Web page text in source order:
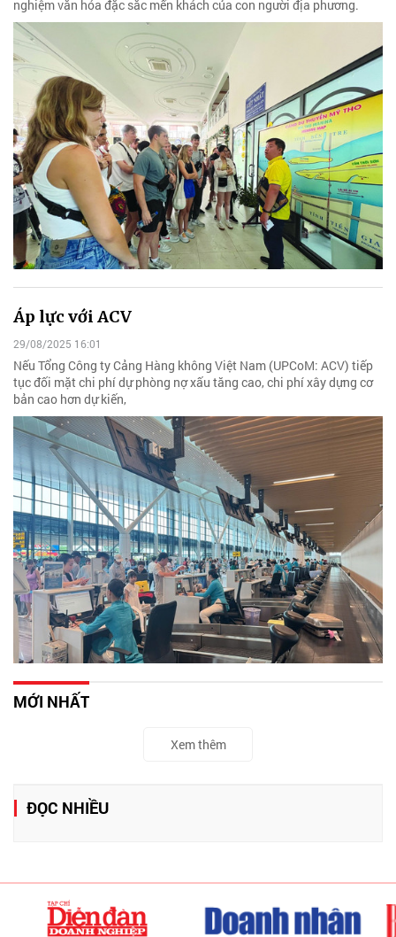
nghiệm văn hóa đặc sắc mến khách của con người địa phương.
Áp lực với ACV
29/08/2025 16:01
Nếu Tổng Công ty Cảng Hàng không Việt Nam (UPCoM: ACV) tiếp
tục đối mặt chi phí dự phòng nợ xấu tăng cao, chi phí xây dựng cơ
bản cao hơn dự kiến,
MỚI NHẤT
Xem thêm
ĐỌC NHIỀU